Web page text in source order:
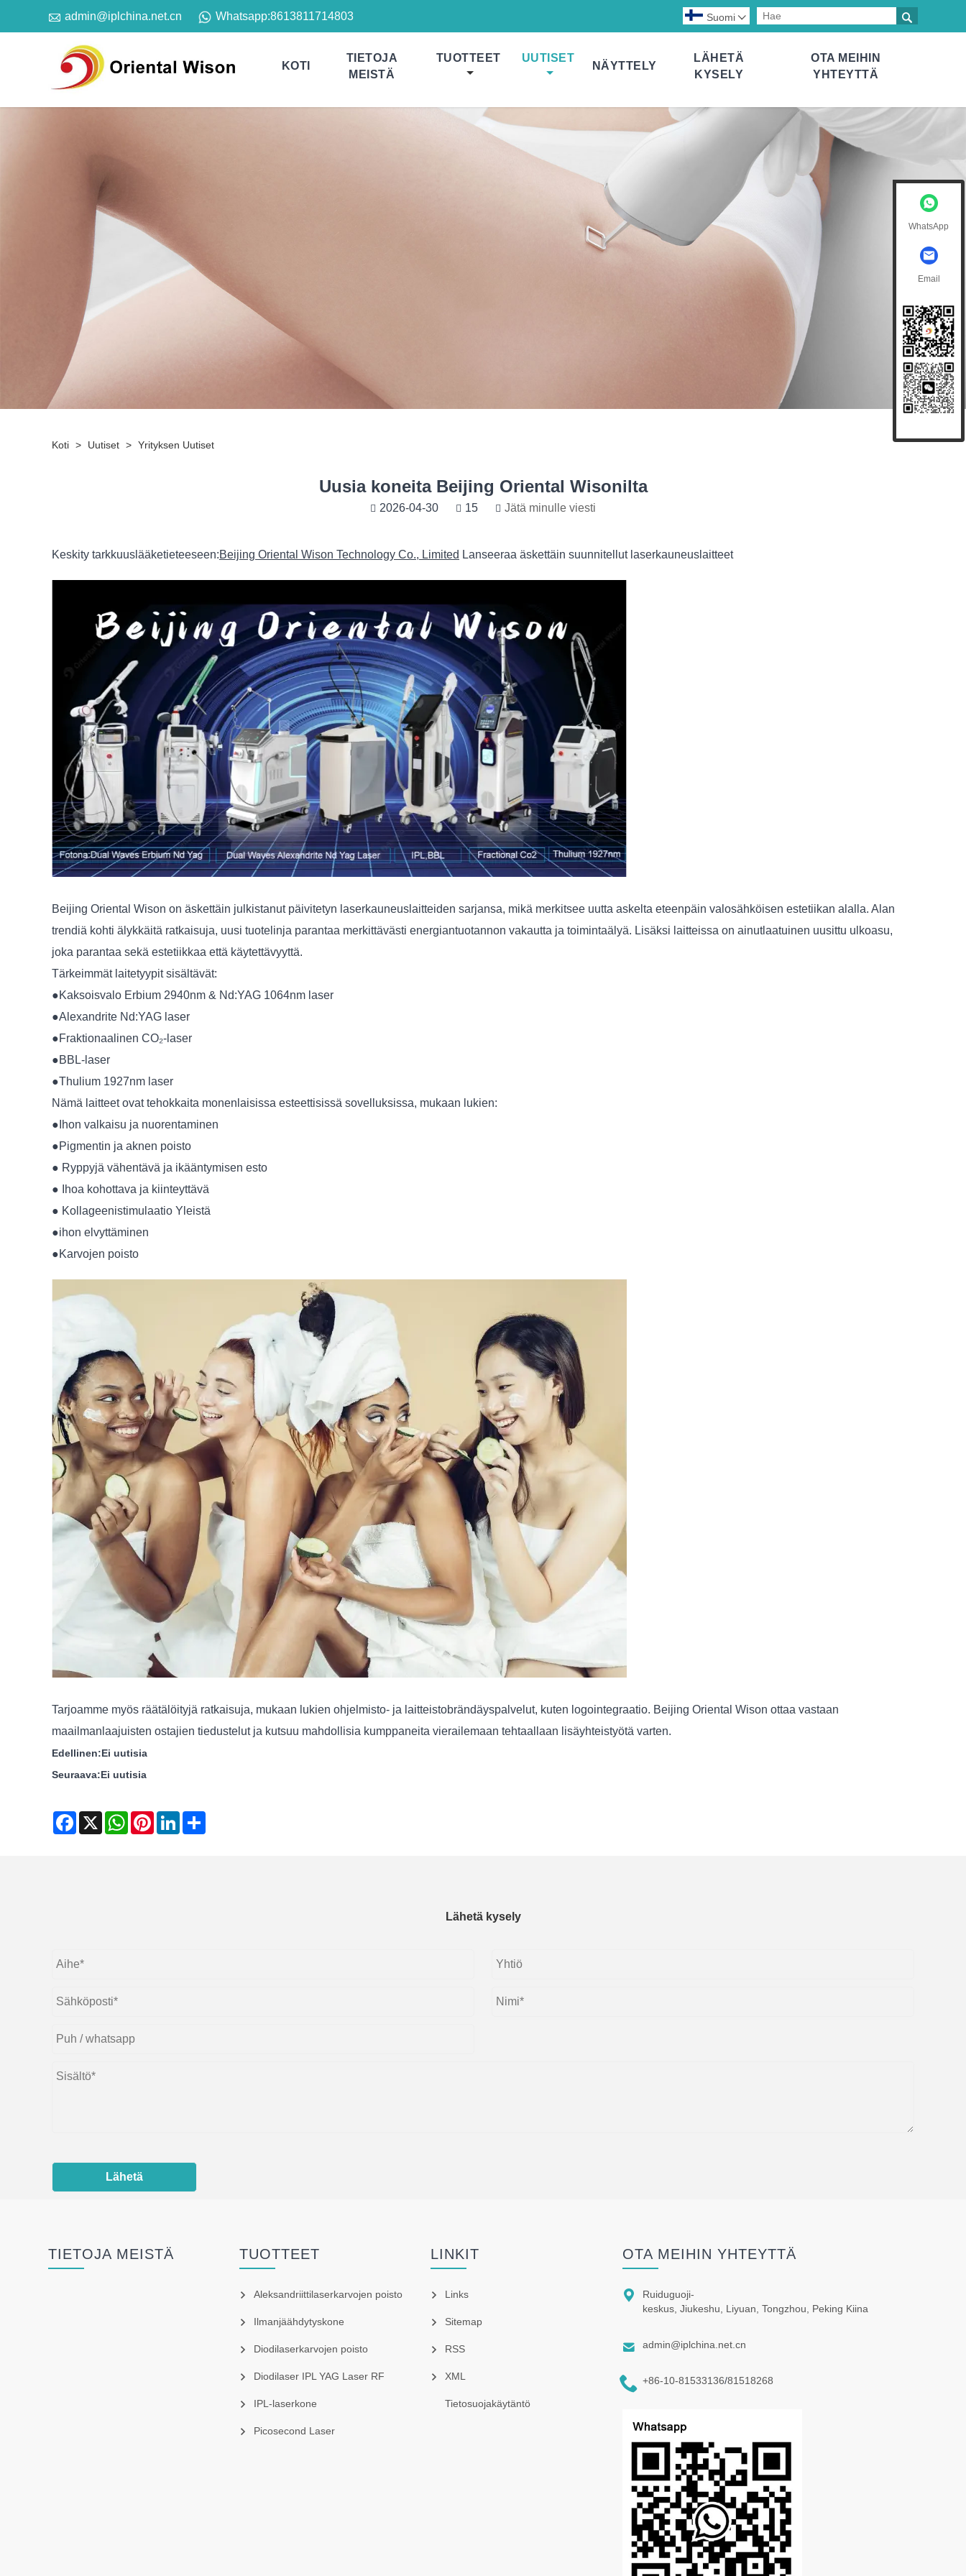
 admin@iplchina.net.cn Whatsapp:8613811714803 
Suomi 
KOTI
TIETOJA
MEISTÄ
TUOTTEET UUTISET
NÄYTTELY
LÄHETÄ
KYSELY
OTA MEIHIN
YHTEYTTÄ
Koti > Uutiset > Yrityksen Uutiset
Uusia koneita Beijing Oriental Wisonilta
2026-04-30 15 Jätä minulle viesti
Keskity tarkkuuslääketieteeseen:Beijing Oriental Wison Technology Co., Limited Lanseeraa äskettäin suunnitellut laserkauneuslaitteet
Beijing Oriental Wison on äskettäin julkistanut päivitetyn laserkauneuslaitteiden sarjansa, mikä merkitsee uutta askelta eteenpäin valosähköisen estetiikan alalla. Alan
trendiä kohti älykkäitä ratkaisuja, uusi tuotelinja parantaa merkittävästi energiantuotannon vakautta ja toimintaälyä. Lisäksi laitteissa on ainutlaatuinen uusittu ulkoasu,
joka parantaa sekä estetiikkaa että käytettävyyttä.
Tärkeimmät laitetyypit sisältävät:
●Kaksoisvalo Erbium 2940nm & Nd:YAG 1064nm laser
●Alexandrite Nd:YAG laser
●Fraktionaalinen CO₂-laser
●BBL-laser
●Thulium 1927nm laser
Nämä laitteet ovat tehokkaita monenlaisissa esteettisissä sovelluksissa, mukaan lukien:
●Ihon valkaisu ja nuorentaminen
●Pigmentin ja aknen poisto
● Ryppyjä vähentävä ja ikääntymisen esto
● Ihoa kohottava ja kiinteyttävä
● Kollageenistimulaatio Yleistä
●ihon elvyttäminen
●Karvojen poisto
Tarjoamme myös räätälöityjä ratkaisuja, mukaan lukien ohjelmisto- ja laitteistobrändäyspalvelut, kuten logointegraatio. Beijing Oriental Wison ottaa vastaan ​​
maailmanlaajuisten ostajien tiedustelut ja kutsuu mahdollisia kumppaneita vierailemaan tehtaallaan lisäyhteistyötä varten.
Edellinen:Ei uutisia
Seuraava:Ei uutisia
Facebook
X WhatsAppPinterestLinkedIn
Lähetä kysely
Lähetä
WhatsApp
Email
TIETOJA MEISTÄ TUOTTEET
Aleksandriittilaserkarvojen poisto
Ilmanjäähdytyskone
Diodilaserkarvojen poisto
Diodilaser IPL YAG Laser RF
IPL-laserkone
Picosecond Laser
LINKIT
Links
Sitemap
RSS
XML
Tietosuojakäytäntö
OTA MEIHIN YHTEYTTÄ

Ruiduguoji-
keskus, Jiukeshu, Liyuan, Tongzhou, Peking Kiina
 admin@iplchina.net.cn
 +86-10-81533136/81518268